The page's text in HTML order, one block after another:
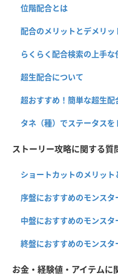
位階配合とは
配合のメリットとデメリッ
らくらく配合検索の上手
超生配合について
超おすすめ！簡単な超生配
タネ（種）でステータスを
ストーリー攻略に関する質
ショートカットのメリット
序盤におすすめのモンスタ
中盤におすすめのモンスタ
終盤におすすめのモンスタ
お金・経験値・アイテムに